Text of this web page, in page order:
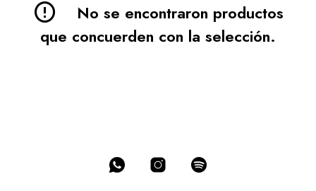
No se encontraron productos
que concuerden con la selección.